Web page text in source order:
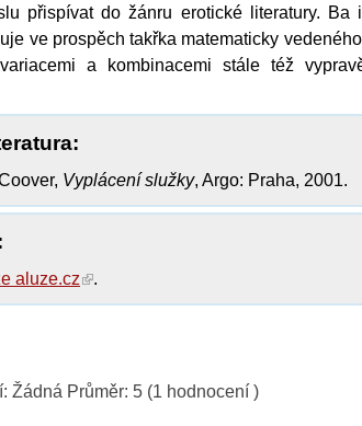
přispívat do žánru erotické literatury. Ba
ve prospěch takřka matematicky
a kombinacemi stále též
Vyplácení služky, Argo: Praha, 2001.
aluze.cz .
Žádná Průměr: 5 (1 hodnocení )